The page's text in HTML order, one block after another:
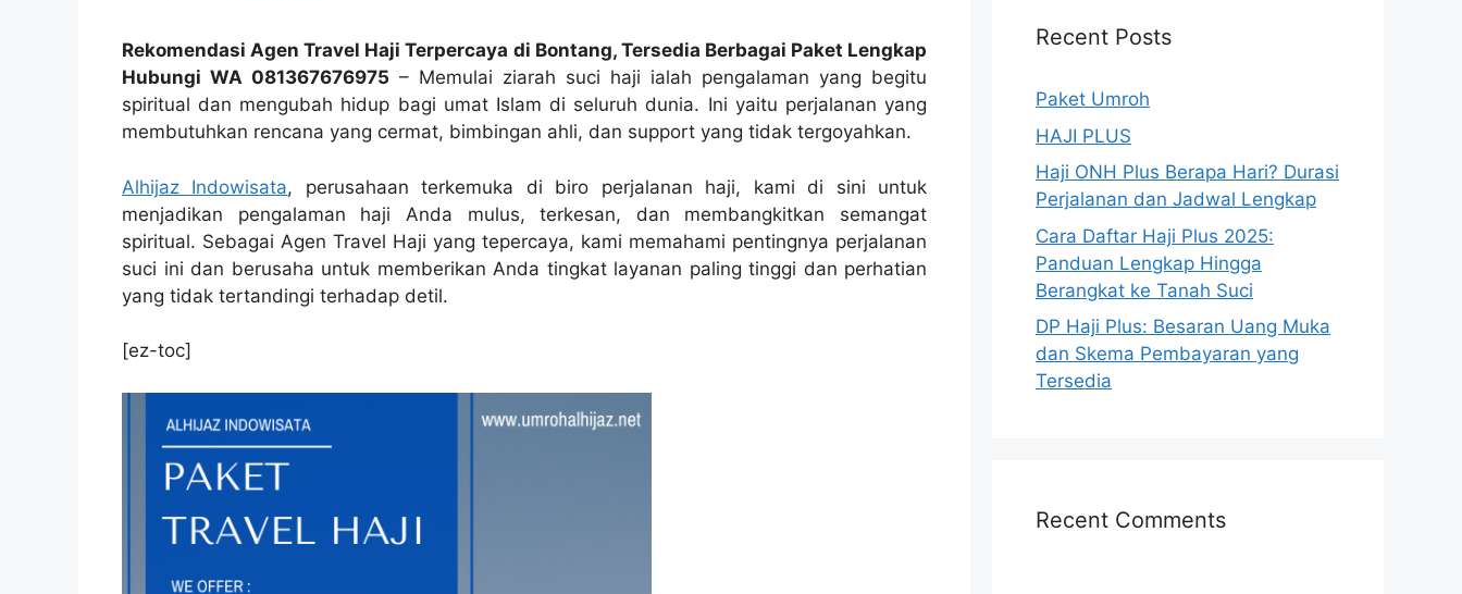
Rekomendasi Agen Travel Haji Terpercaya di Bontang, Tersedia Berbagai Paket Lengkap
Hubungi WA 081367676975 – Memulai ziarah suci haji ialah pengalaman yang begitu
spiritual dan mengubah hidup bagi umat Islam di seluruh dunia. Ini yaitu perjalanan yang
membutuhkan rencana yang cermat, bimbingan ahli, dan support yang tidak tergoyahkan.
Alhijaz Indowisata, perusahaan terkemuka di biro perjalanan haji, kami di sini untuk
menjadikan pengalaman haji Anda mulus, terkesan, dan membangkitkan semangat
spiritual. Sebagai Agen Travel Haji yang tepercaya, kami memahami pentingnya perjalanan
suci ini dan berusaha untuk memberikan Anda tingkat layanan paling tinggi dan perhatian
yang tidak tertandingi terhadap detil.
[ez-toc]
Recent Posts
Paket Umroh
HAJI PLUS
Haji ONH Plus Berapa Hari? Durasi
Perjalanan dan Jadwal Lengkap
Cara Daftar Haji Plus 2025:
Panduan Lengkap Hingga
Berangkat ke Tanah Suci
DP Haji Plus: Besaran Uang Muka
dan Skema Pembayaran yang
Tersedia
Recent Comments